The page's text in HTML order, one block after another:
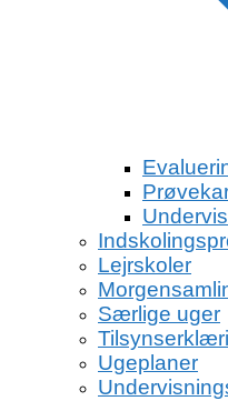
Lejrskoler
Særlige uger
Ugeplaner